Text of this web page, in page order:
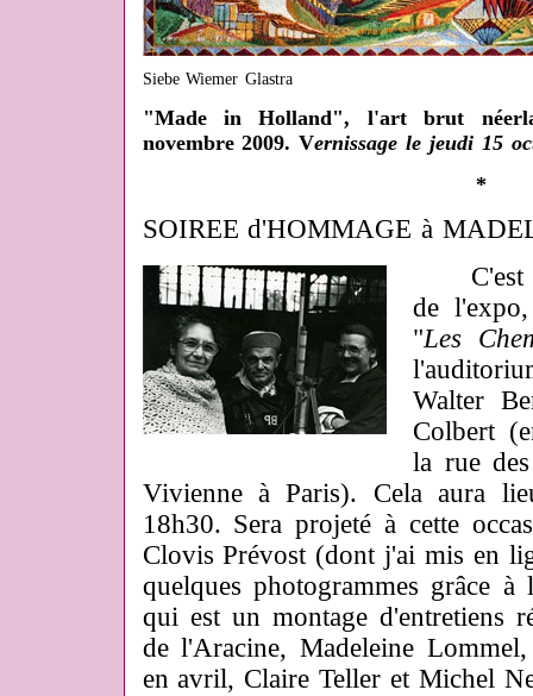
Siebe Wiemer Glastra
"Made in Holland", l'art brut
novembre 2009. Vernissage le jeudi 15
*
SOIREE d'HOMMAGE à
C'est
de
"Les
Walter
Colbert
la rue
Vivienne à Paris). Cela aura
18h30. Sera projeté à cette
Clovis Prévost (dont j'ai mis en
quelques photogrammes grâce à
qui est un montage d'entretiens
de l'Aracine, Madeleine
en avril, Claire Teller et Michel